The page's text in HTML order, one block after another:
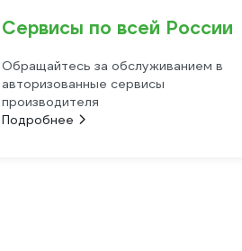
Сервисы по всей России
Обращайтесь за обслуживанием в
авторизованные сервисы
производителя
Подробнее